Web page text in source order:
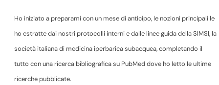
Ho iniziato a preparami con un mese di anticipo, le nozioni principali le
ho estratte dai nostri protocolli interni e dalle linee guida della SIMSI, la
società italiana di medicina iperbarica subacquea, completando il
tutto con una ricerca bibliografica su PubMed dove ho letto le ultime
ricerche pubblicate.